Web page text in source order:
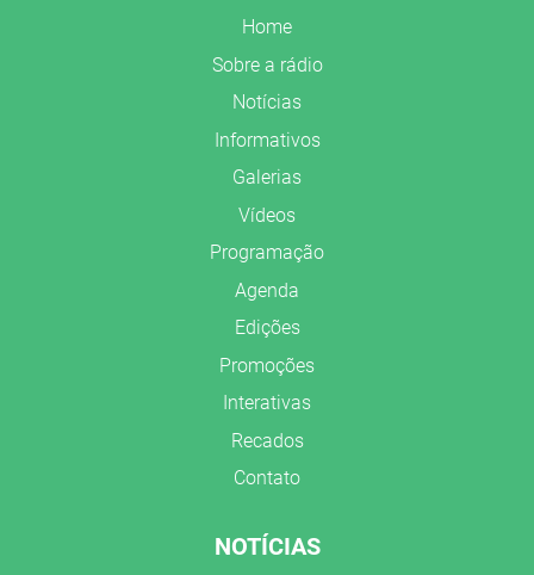
Home
Sobre a rádio
Notícias
Informativos
Galerias
Vídeos
Programação
Agenda
Edições
Promoções
Interativas
Recados
Contato
NOTÍCIAS